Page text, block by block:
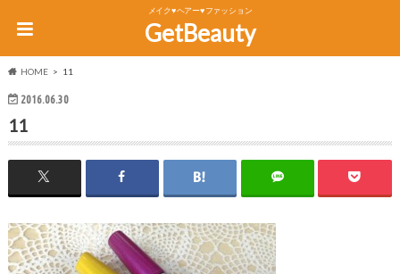
メイク♥ヘアー♥ファッション
GetBeauty
HOME 11
2016.06.30
11